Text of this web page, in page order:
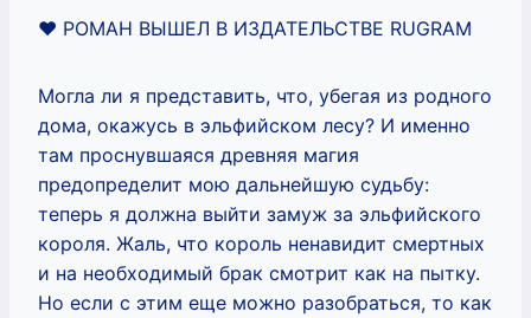
‍❤️‍ РОМАН ВЫШЕЛ В ИЗДАТЕЛЬСТВЕ RUGRAM
Могла ли я представить, что, убегая из родного
дома, окажусь в эльфийском лесу? И именно
там проснувшаяся древняя магия
предопределит мою дальнейшую судьбу:
теперь я должна выйти замуж за эльфийского
короля. Жаль, что король ненавидит смертных
и на необходимый брак смотрит как на пытку.
Но если с этим еще можно разобраться, то как